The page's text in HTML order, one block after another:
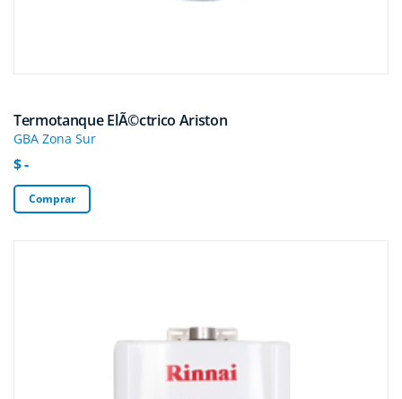
Termotanque ElÃ©ctrico Ariston
GBA Zona Sur
$ -
Comprar